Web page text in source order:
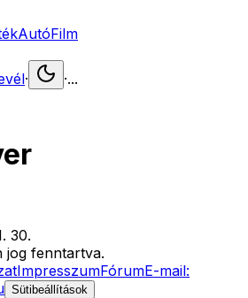
AutóFilm
· ·...
30.
jog fenntartva.
ImpresszumFórumE-mail:
Sütibeállítások